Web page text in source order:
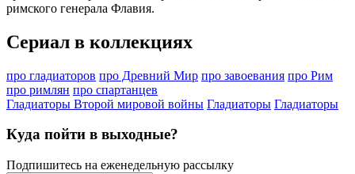
римского генерала Флавия.
Сериал в коллекциях
про гладиаторов про Древний Мир про завоевания про Рим
про римлян про спартанцев
Гладиаторы Второй мировой войны Гладиаторы Гладиаторы
Куда пойти в выходные?
Подпишитесь на еженедельную рассылку